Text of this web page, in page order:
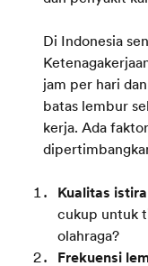
Di Indonesia
jam per hari
batas lembur
kerja. Ada
Kualitas
cukup untuk
olahraga?
Frekuensi